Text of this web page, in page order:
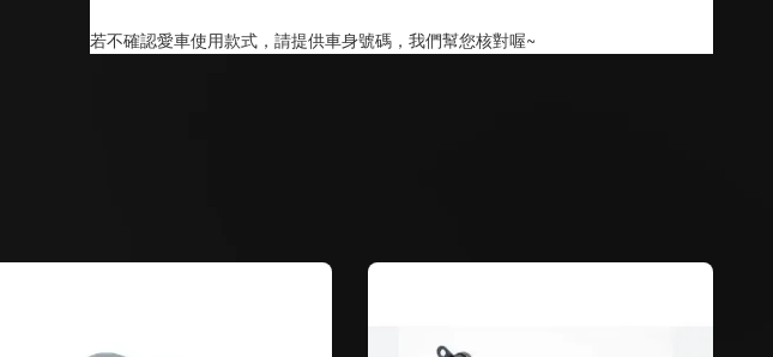
若不確認愛車使用款式，請提供車身號碼，我們幫您核對喔~